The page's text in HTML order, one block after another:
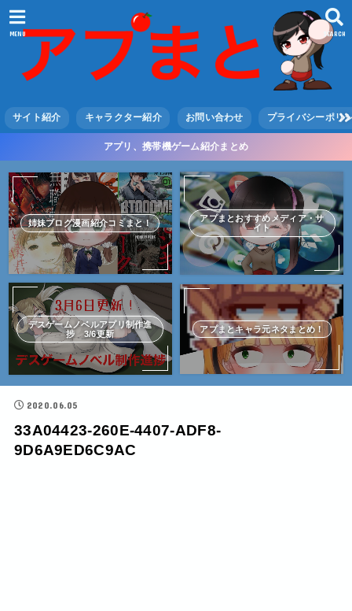
SEARCH
MENU
サイト紹介 キャラクター紹介 お問い合わせ プライバシーポリ
アプリ、携帯機ゲーム紹介まとめ
姉妹ブログ漫画紹介コミまと！
アプまとおすすめメディア・サ
イト
デスゲームノベルアプリ制作進
捗 3/6更新
アプまとキャラ元ネタまとめ！
2020.06.05
33A04423-260E-4407-ADF8-
9D6A9ED6C9AC